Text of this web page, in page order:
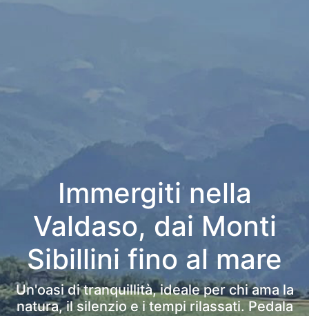
Immergiti nella
Valdaso, dai Monti
Sibillini fino al mare
Un'oasi di tranquillità, ideale per chi ama la
natura, il silenzio e i tempi rilassati. Pedala